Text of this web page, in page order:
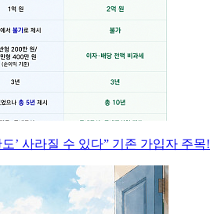
도’ 사라질 수 있다” 기존 가입자 주목!